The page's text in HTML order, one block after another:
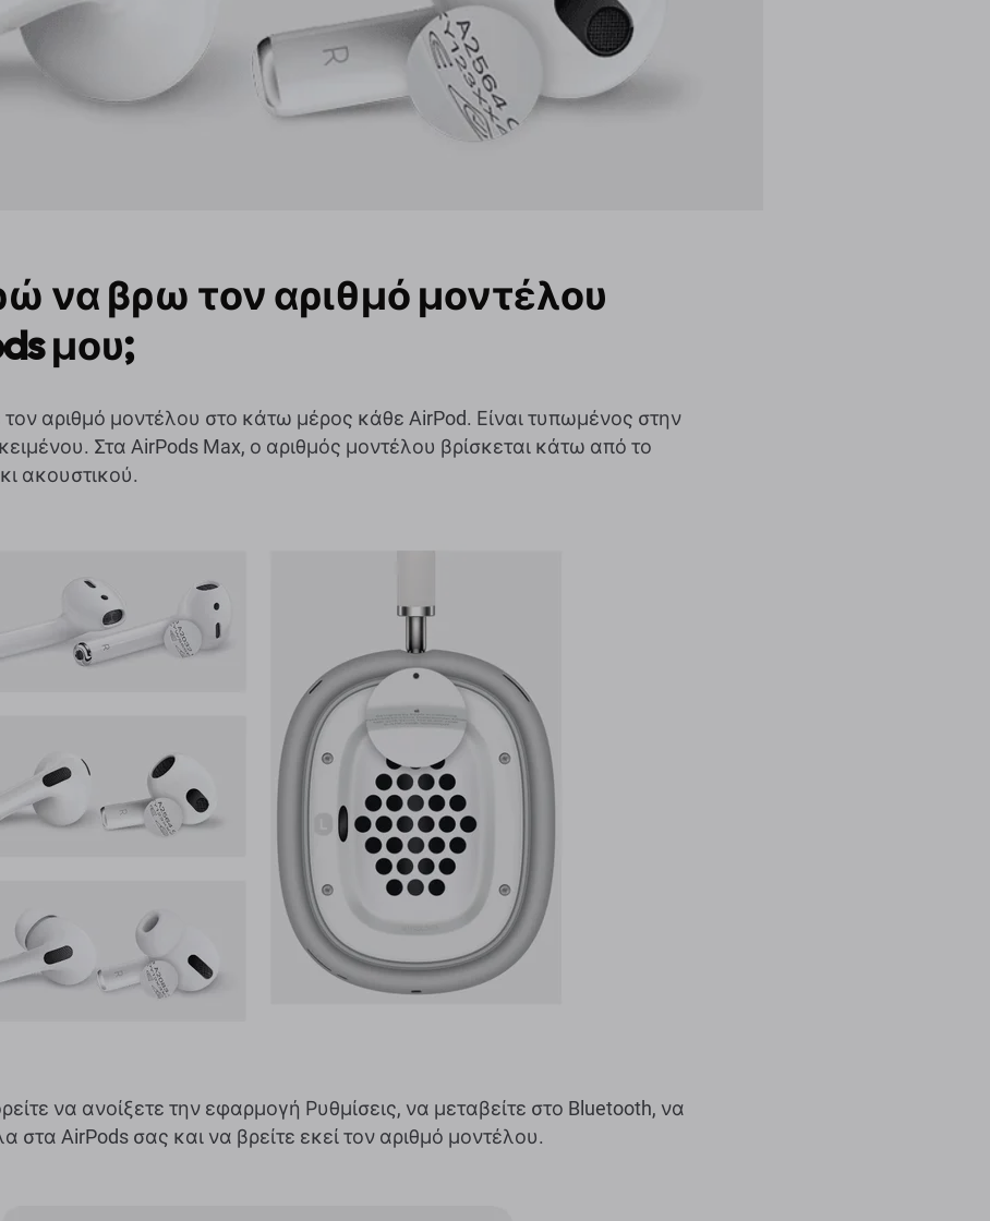
να βρω τον αριθμό μοντέλου
μου;
τον αριθμό μοντέλου στο κάτω μέρος κάθε AirPod. Είναι τυπωμένος στην
Στα AirPods Max, ο αριθμός μοντέλου βρίσκεται κάτω από το
ακουστικού.
να ανοίξετε την εφαρμογή Ρυθμίσεις, να μεταβείτε στο Bluetooth, να
στα AirPods σας και να βρείτε εκεί τον αριθμό μοντέλου.